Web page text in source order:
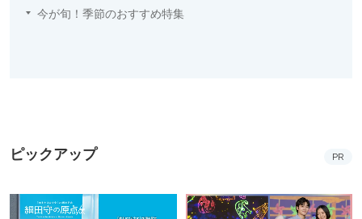
今が旬！季節のおすすめ特集
ピックアップ PR